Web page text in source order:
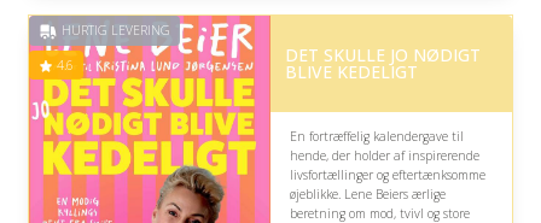
Gratis fragt
på 4.6 ud af 5
HURTIG LEVERING
4.6 DET SKULLE JO NØDIGT
BLIVE KEDELIGT
En fortræffelig kalendergave til
hende, der holder af inspirerende
livsfortællinger og eftertænksomme
øjeblikke. Lene Beiers ærlige
beretning om mod, tvivl og store